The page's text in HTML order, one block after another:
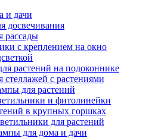
и дачи
досвечивания
рассады
с креплением на окно
растений на подоконнике
с растениями
для растений
и фитолинейки
в крупных горшках
для растений
для дома и дачи